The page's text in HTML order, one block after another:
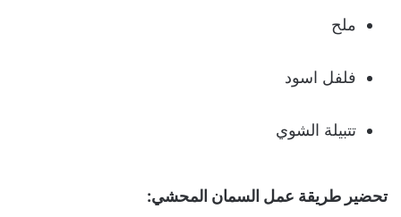
ملح
فلفل اسود
تتبيلة الشوي
تحضير طريقة عمل السمان المحشي: